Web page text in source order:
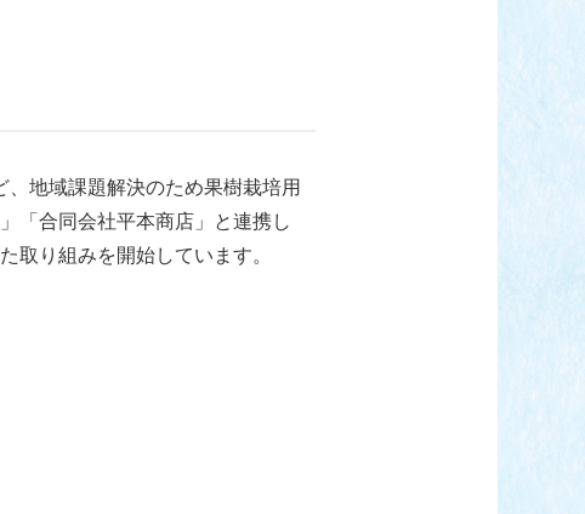
地域課題解決のため果樹栽培用
「合同会社平本商店」と連携し
取り組みを開始しています。